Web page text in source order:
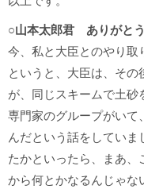
○山本太郎君 ありがとう
今、私と大臣とのやり取
というと、大臣は、その
が、同じスキームで土
専門家のグループがいて
んだという話をしていま
たかといったら、まあ、
から何とかなるんじゃな